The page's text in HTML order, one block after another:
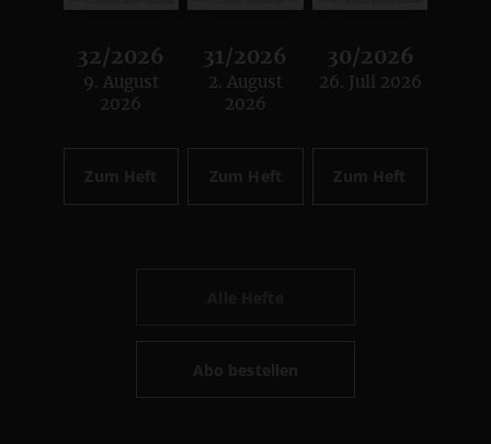
32/2026
:
9. August
2026
Zum Heft
31/2026
:
2. August
2026
Zum Heft
30/2026
:
26. Juli 2026
Zum Heft
Abo bestellen